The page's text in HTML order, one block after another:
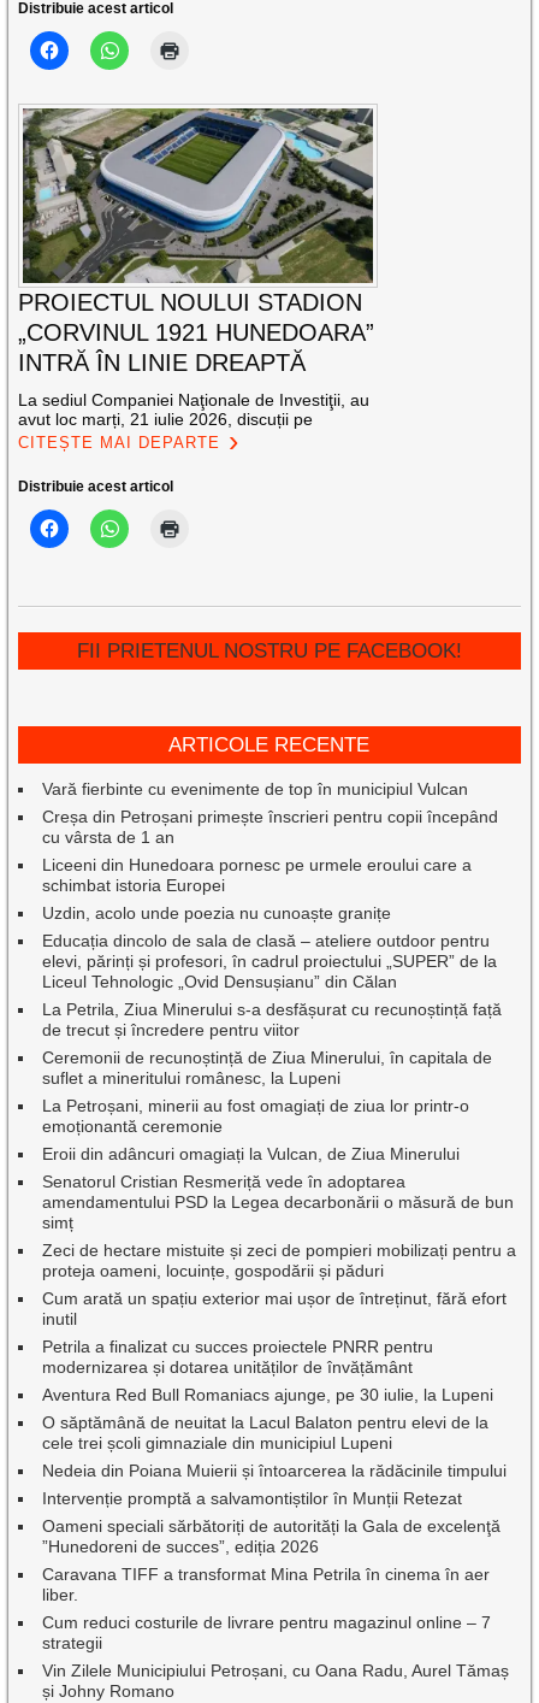
Distribuie acest articol
PROIECTUL NOULUI STADION
„CORVINUL 1921 HUNEDOARA”
INTRĂ ÎN LINIE DREAPTĂ
La sediul Companiei Naţionale de Investiţii, au
avut loc marți, 21 iulie 2026, discuții pe
CITEȘTE MAI DEPARTE
Distribuie acest articol
FII PRIETENUL NOSTRU PE FACEBOOK!
ARTICOLE RECENTE
Vară fierbinte cu evenimente de top în municipiul Vulcan
Creșa din Petroșani primește înscrieri pentru copii începând
cu vârsta de 1 an
Liceeni din Hunedoara pornesc pe urmele eroului care a
schimbat istoria Europei
Uzdin, acolo unde poezia nu cunoaște granițe
Educația dincolo de sala de clasă – ateliere outdoor pentru
elevi, părinți și profesori, în cadrul proiectului „SUPER” de la
Liceul Tehnologic „Ovid Densușianu” din Călan
La Petrila, Ziua Minerului s-a desfășurat cu recunoștință față
de trecut și încredere pentru viitor
Ceremonii de recunoștință de Ziua Minerului, în capitala de
suflet a mineritului românesc, la Lupeni
La Petroșani, minerii au fost omagiați de ziua lor printr-o
emoționantă ceremonie
Eroii din adâncuri omagiați la Vulcan, de Ziua Minerului
Senatorul Cristian Resmeriță vede în adoptarea
amendamentului PSD la Legea decarbonării o măsură de bun
simț
Zeci de hectare mistuite și zeci de pompieri mobilizați pentru a
proteja oameni, locuințe, gospodării și păduri
Cum arată un spațiu exterior mai ușor de întreținut, fără efort
inutil
Petrila a finalizat cu succes proiectele PNRR pentru
modernizarea și dotarea unităților de învățământ
Aventura Red Bull Romaniacs ajunge, pe 30 iulie, la Lupeni
O săptămână de neuitat la Lacul Balaton pentru elevi de la
cele trei școli gimnaziale din municipiul Lupeni
Nedeia din Poiana Muierii și întoarcerea la rădăcinile timpului
Intervenție promptă a salvamontiștilor în Munții Retezat
Oameni speciali sărbătoriți de autorități la Gala de excelenţă
”Hunedoreni de succes”, ediția 2026
Caravana TIFF a transformat Mina Petrila în cinema în aer
liber.
Cum reduci costurile de livrare pentru magazinul online – 7
strategii
Vin Zilele Municipiului Petroșani, cu Oana Radu, Aurel Tămaș
și Johny Romano